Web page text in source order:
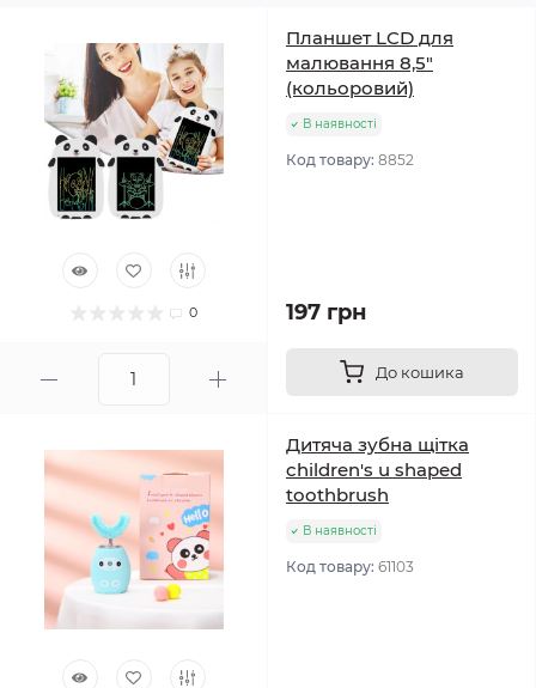
0
Планшет LCD для
малювання 8,5"
(кольоровий)
В наявності
Код товару: 8852
197 грн
До кошика
Дитяча зубна щітка
children's u shaped
toothbrush
В наявності
Код товару: 61103